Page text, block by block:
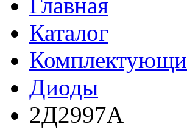
Каталог
Диоды
2Д2997А